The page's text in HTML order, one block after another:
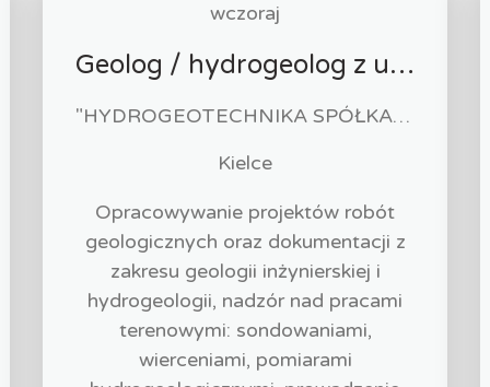
wczoraj
Geolog / hydrogeolog z uprawnieniami (k/m)
"HYDROGEOTECHNIKA SPÓŁKA Z OGRANICZONĄ ODPOWIEDZIALNOŚCIĄ".
Kielce
Opracowywanie projektów robót
geologicznych oraz dokumentacji z
zakresu geologii inżynierskiej i
hydrogeologii, nadzór nad pracami
terenowymi: sondowaniami,
wierceniami, pomiarami